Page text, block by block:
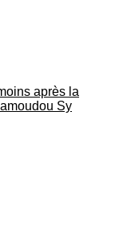
après la
Sy